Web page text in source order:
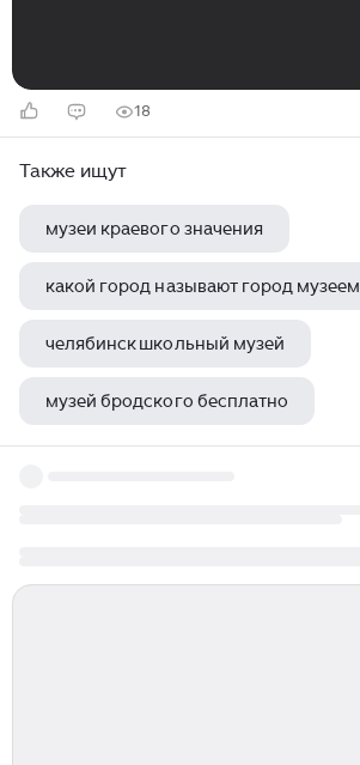
18
Также ищут
музеи краевого значения
какой город называют город музеем
челябинск школьный музей
музей бродского бесплатно